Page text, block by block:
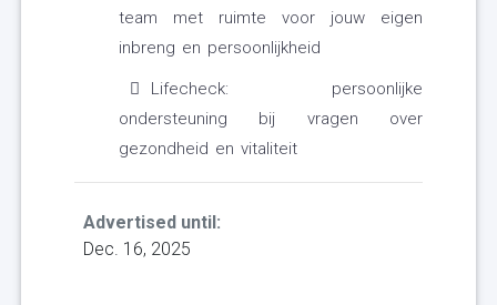
team met ruimte voor jouw eigen
inbreng en persoonlijkheid
Lifecheck: persoonlijke
ondersteuning bij vragen over
gezondheid en vitaliteit
Advertised until:
Dec. 16, 2025